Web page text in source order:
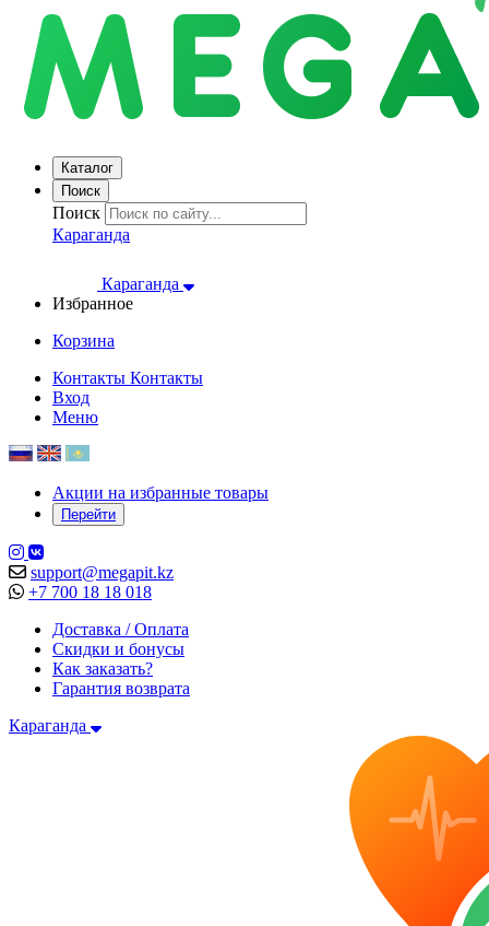
Каталог
Поиск
Поиск
Караганда
Караганда
Избранное
Корзина
Контакты Контакты
Вход
Меню
Акции на избранные товары
Перейти
support@megapit.kz
+7 700 18 18 018
Доставка / Оплата
Скидки и бонусы
Как заказать?
Гарантия возврата
Караганда